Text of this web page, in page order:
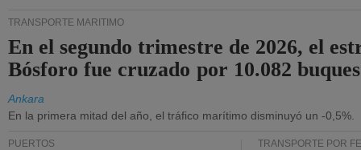
TRANSPORTE MARÍTIMO
En el segundo trimestre de 2026, el
Bósforo fue cruzado por 10.082
Ankara
En la primera mitad del año, el tráfico marítimo disminuyó un -0,5%.
PUERTOS TRANSPORTE POR